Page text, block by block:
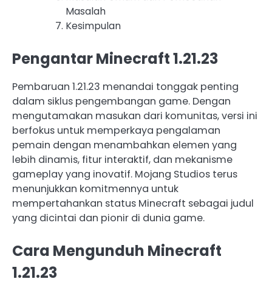
Masalah
Kesimpulan
Pengantar Minecraft 1.21.23
Pembaruan 1.21.23 menandai tonggak penting
dalam siklus pengembangan game. Dengan
mengutamakan masukan dari komunitas, versi ini
berfokus untuk memperkaya pengalaman
pemain dengan menambahkan elemen yang
lebih dinamis, fitur interaktif, dan mekanisme
gameplay yang inovatif. Mojang Studios terus
menunjukkan komitmennya untuk
mempertahankan status Minecraft sebagai judul
yang dicintai dan pionir di dunia game.
Cara Mengunduh Minecraft
1.21.23